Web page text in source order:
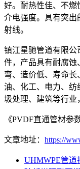
好。耐热性佳、不
介电强度。具有突出
射线。
镇江星驰管道有限公
件，产品具有耐腐蚀
弯、造价低、寿命
油、化工、电力、
圾处理、建筑等行业
《PVDF直通管材参
文章地址： https://
UHMWPE管道